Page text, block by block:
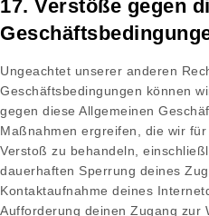
17. Verstöße gegen
Ungeachtet unserer anderen
Geschäftsbedingungen können
gegen diese Allgemeinen
Maßnahmen ergreifen, die wir
Verstoß zu behandeln,
dauerhaften Sperrung deines
Kontaktaufnahme deines
Aufforderung deinen Zugang zur